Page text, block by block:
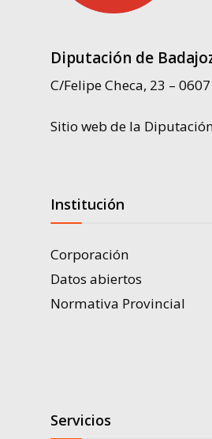
Diputación de
C/Felipe Checa, 23 –
Sitio web de la
Institución
Corporación
Datos abiertos
Normativa Provincial
Servicios